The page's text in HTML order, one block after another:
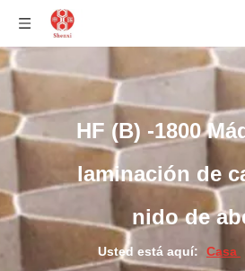
HF (B) -1800
laminación de
nido de
Usted está aquí: Casa